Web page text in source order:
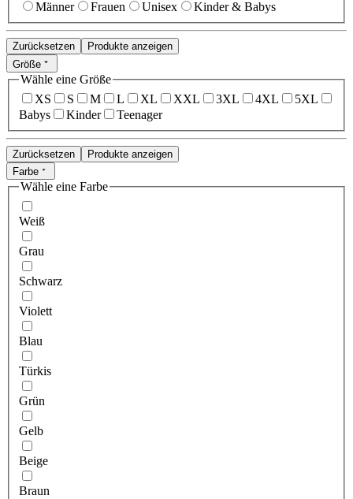
Männer
Frauen Unisex Kinder & Babys
Zurücksetzen
Produkte anzeigen
Größe
Wähle eine Größe
XS
S M L XL XXL 3XL 4XL
5XL
Babys
Kinder Teenager
Zurücksetzen
Produkte anzeigen
Farbe
Wähle eine Farbe
Weiß
Grau
Schwarz
Violett
Blau
Türkis
Grün
Gelb
Beige
Braun